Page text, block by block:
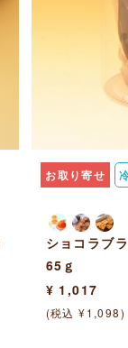
お取り寄せ
ショコラブ
65ｇ
¥ 1,017
(税込 ¥1,098)